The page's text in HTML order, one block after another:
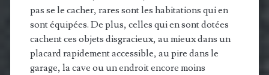
pas se le cacher, rares sont les habitations qui en
sont équipées. De plus, celles qui en sont dotées
cachent ces objets disgracieux, au mieux dans un
placard rapidement accessible, au pire dans le
garage, la cave ou un endroit encore moins